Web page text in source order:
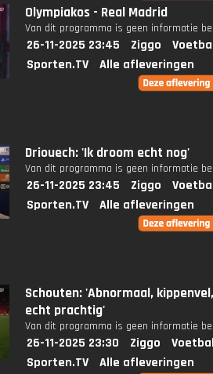
Olympiakos - Real Madrid
Van dit programma is geen informatie
26-11-2025 23:45 Ziggo
Sporten.TV
Alle afleveringen
Driouech: 'Ik droom echt nog'
Van dit programma is geen informatie
26-11-2025 23:45 Ziggo
Sporten.TV
Alle afleveringen
Schouten: 'Abnormaal,
echt prachtig'
Van dit programma is geen informatie
26-11-2025 23:30 Ziggo
Sporten.TV
Alle afleveringen